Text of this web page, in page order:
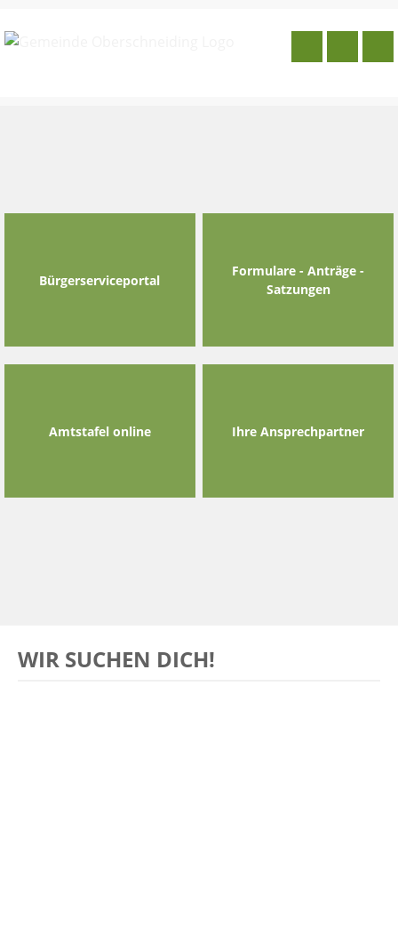
Bürgerserviceportal
Formulare - Anträge -
Satzungen
Amtstafel online Ihre Ansprechpartner
WIR SUCHEN DICH!